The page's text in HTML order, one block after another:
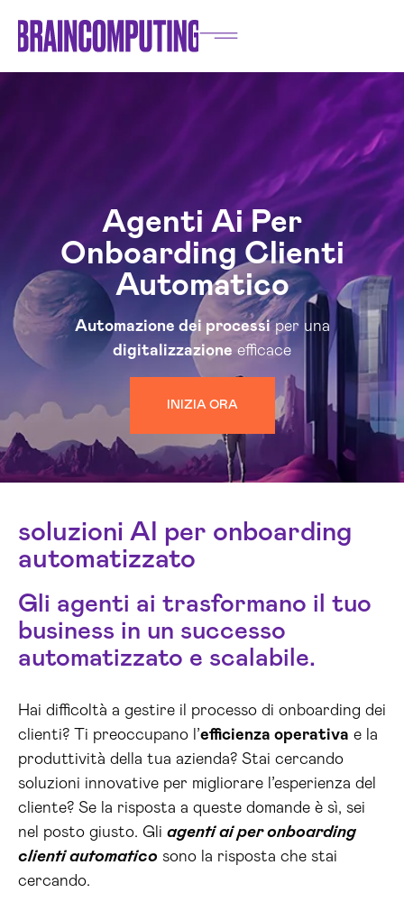
Agenti Ai Per
Onboarding Clienti
Automatico
Automazione dei processiper una
digitalizzazione efficace
INIZIA ORA
soluzioni AI per onboarding
automatizzato
Gli agenti ai trasformano il tuo
business in un successo
automatizzato e scalabile.
Hai difficoltà a gestire il processo di onboarding dei
clienti? Ti preoccupano l’efficienza operativa e la
produttività della tua azienda? Stai cercando
soluzioni innovative per migliorare l’esperienza del
cliente? Se la risposta a queste domande è sì, sei
nel posto giusto. Gli agenti ai per onboarding
clienti automatico sono la risposta che stai
cercando.